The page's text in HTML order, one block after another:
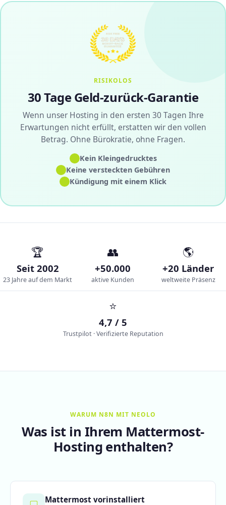
RISIKOLOS
30 Tage Geld-zurück-Garantie
Wenn unser Hosting in den ersten 30 Tagen Ihre
Erwartungen nicht erfüllt, erstatten wir den vollen
Betrag. Ohne Bürokratie, ohne Fragen.
✓Kein Kleingedrucktes
✓ Keine versteckten Gebühren
✓ Kündigung mit einem Klick
🏆
Seit 2002
23 Jahre auf dem Markt
👥
+50.000
aktive Kunden
🌎
+20 Länder
weltweite Präsenz
⭐
4,7 / 5
Trustpilot · Verifizierte Reputation
WARUM N8N MIT NEOLO
Was ist in Ihrem Mattermost-
Hosting enthalten?
Mattermost vorinstalliert